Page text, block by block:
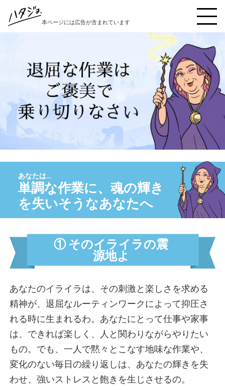
本ページには広告が含まれています
ハタジョ診断を受ける
本音キャンセル界隈
秒で反省界隈
縁の下の繊細女子界隈
好奇心インフレ界隈
自責こじらせ界隈
イエスウーマン界隈
つくし界隈
いいね待ち界隈
心の充電スポット界隈
他人ファースト界隈
キャプテン界隈
頼まれ女子界隈
映え界隈
職人界隈
マイペース界隈
縁の下の自己犠牲界隈
単調な作業に、魂の輝き
を失いそうなあなたへ
① そのイライラの震
源地よ
あなたのイライラは、その刺激と楽しさを求める
精神が、退屈なルーティンワークによって抑圧さ
れる時に生まれるわ。あなたにとって仕事や家事
は、できれば楽しく、人と関わりながらやりたい
もの。でも、一人で黙々とこなす地味な作業や、
変化のない毎日の繰り返しは、あなたの輝きを失
わせ、強いストレスと飽きを生じさせるの。